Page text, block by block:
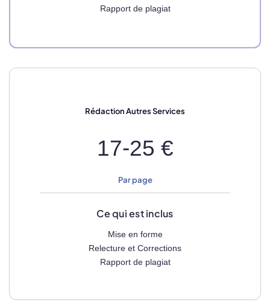
Rapport de plagiat
RédactionAutres Services
17-25 €
Par page
Ce qui est inclus
Mise en forme
Relecture et Corrections
Rapport de plagiat